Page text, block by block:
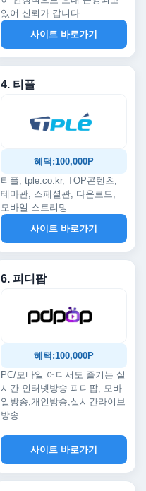
있어 신뢰가 갑니다.
사이트 바로가기
4. 티플
혜택:100,000P
티플, tple.co.kr, TOP콘텐츠,
테마관, 스페셜관, 다운로드,
모바일 스트리밍
사이트 바로가기
6. 피디팝
혜택:100,000P
PC/모바일 어디서도 즐기는 실
시간 인터넷방송 피디팝, 모바
일방송,개인방송,실시간라이브
방송
사이트 바로가기